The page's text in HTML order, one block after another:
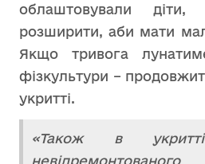
облаштовували діти,
розширити, аби мати
Якщо тривога
фізкультури –
укритті.
«Також в